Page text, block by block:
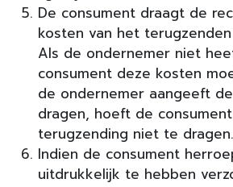
De consument draagt de
kosten van het
Als de ondernemer niet
consument deze kosten
de ondernemer aangeeft
dragen, hoeft de
terugzending niet te dragen.
Indien de consument
uitdrukkelijk te hebben